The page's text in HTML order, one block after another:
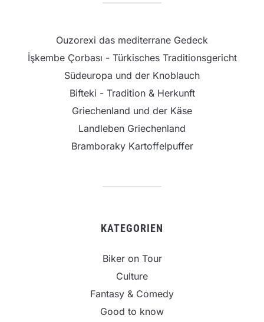
Ouzorexi das mediterrane Gedeck
İşkembe Çorbası - Türkisches Traditionsgericht
Südeuropa und der Knoblauch
Bifteki - Tradition & Herkunft
Griechenland und der Käse
Landleben Griechenland
Bramboraky Kartoffelpuffer
KATEGORIEN
Biker on Tour
Culture
Fantasy & Comedy
Good to know